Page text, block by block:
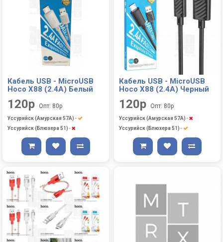
Кабель USB - MicroUSB
Hoco X88 (2.4A) Белый
120р Опт: 80р
Уссурийск (Амурская 57А) -
Уссурийск (Блюхера 51) -
Кабель USB - MicroUSB
Hoco X88 (2.4A) Черный
120р Опт: 80р
Уссурийск (Амурская 57А) -
Уссурийск (Блюхера 51) -